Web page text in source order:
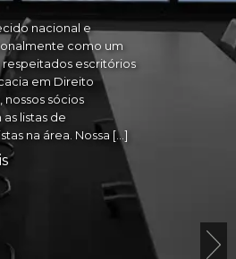
nacional e
como um
respeitados escritórios
em Direito
nossos sócios
listas de
na área. Nossa […]